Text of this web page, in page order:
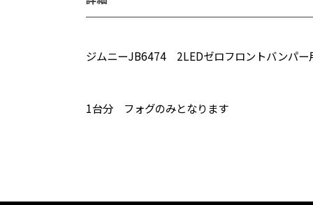
ジムニーJB6474 2LEDゼロフロントバンパ
1台分 フォグのみとなります